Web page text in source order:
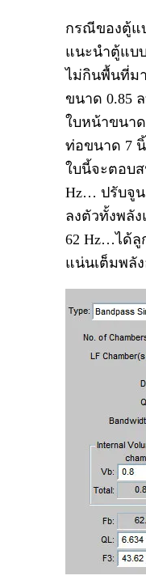
กรณีของตู้แ
แนะนำตู้แบ
ไม่กินพื้นที่ม
ขนาด 0.85
ใบหน้าขนา
ท่อขนาด 7
ใบนี้จะตอบส
Hz… ปรับจู
ลงตัวทั้งพลั
62 Hz…ได้
แน่นเต็มพลั